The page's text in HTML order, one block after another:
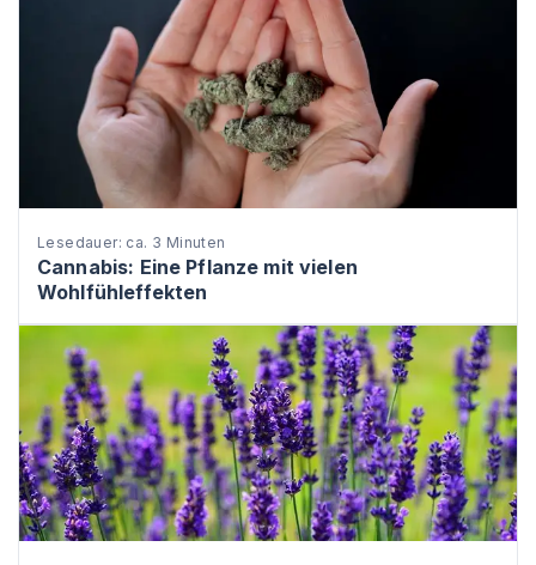
Lesedauer: ca. 3 Minuten
Cannabis: Eine Pflanze mit vielen
Wohlfühleffekten